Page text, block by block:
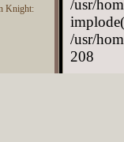
Knight:
/usr/
/usr/
208